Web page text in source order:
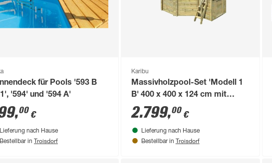
für Pools '593 B
'594' und '594 A'
,00 €
Lieferung nach Hause
Bestellbar in Troisdorf
Karibu
Massivholzpool-Set 'Modell 1
B' 400 x 400 x 124 cm mit
Sonnendeck und
Tiefbeckenleiter
2.799,00€
Lieferung nach Hause
Bestellbar in Troisdorf